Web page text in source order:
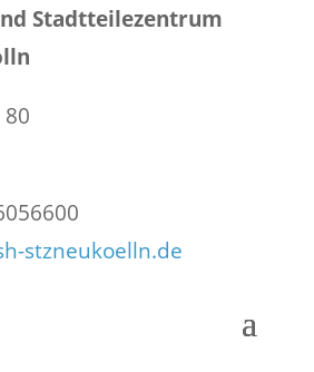
Stadtteilezentrum
stzneukoelln.de